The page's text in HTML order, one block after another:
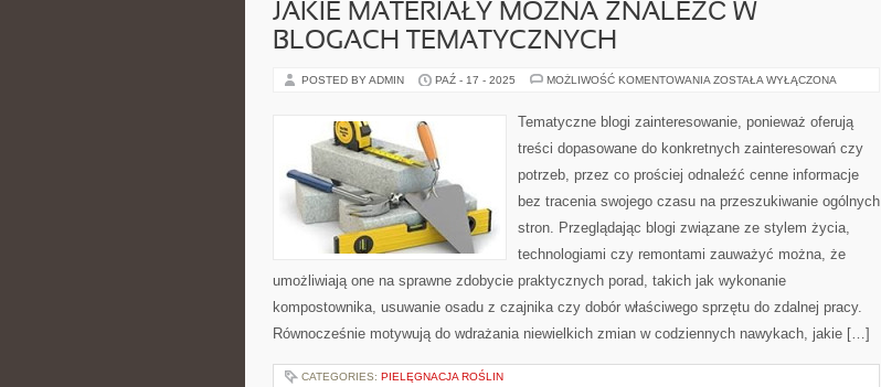
JAKIE MATERIAŁY MOŻNA ZNALEŹĆ W
BLOGACH TEMATYCZNYCH
POSTED BY ADMIN PAŹ - 17 - 2025 MOŻLIWOŚĆ KOMENTOWANIA JAKIE
ZNALEŹĆ
W
TEMATYCZNYCH
ZOSTAŁA WYŁĄCZONA
Tematyczne blogi zainteresowanie, ponieważ oferują
treści dopasowane do konkretnych zainteresowań czy
potrzeb, przez co prościej odnaleźć cenne informacje
bez tracenia swojego czasu na przeszukiwanie ogólnych
stron. Przeglądając blogi związane ze stylem życia,
technologiami czy remontami zauważyć można, że
umożliwiają one na sprawne zdobycie praktycznych porad, takich jak wykonanie
kompostownika, usuwanie osadu z czajnika czy dobór właściwego sprzętu do zdalnej pracy.
Równocześnie motywują do wdrażania niewielkich zmian w codziennych nawykach, jakie […]
CATEGORIES: PIELĘGNACJA ROŚLIN